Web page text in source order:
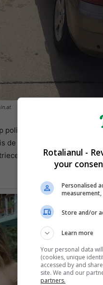
polițiștii care, în timpul
de conducere valabil.
Rotalianul -
your
Personalised
measurement,
Store and/or
Learn more
Your personal data
(cookies, unique
accessed by and
site. We and our
partners.